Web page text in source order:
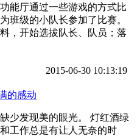
能厅通过一些游戏的方式比
班级的小队长参加了比赛。
，开始选拔队长、队员；落
2015-06-30 10:13:19
的感动
少发现美的眼光。 灯红酒绿
工作总是有让人无奈的时